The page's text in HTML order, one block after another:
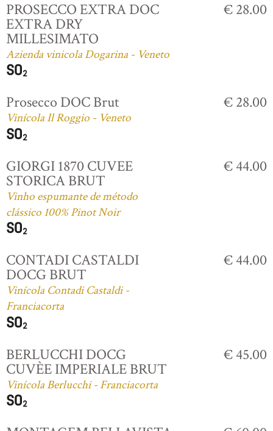
PROSECCO EXTRA DOC
EXTRA DRY
MILLESIMATO
Azienda vinicola Dogarina - Veneto
€ 28.00
Prosecco DOC Brut
Vinícola Il Roggio - Veneto
€ 28.00
GIORGI 1870 CUVEE
STORICA BRUT
Vinho espumante de método
clássico 100% Pinot Noir
€ 44.00
CONTADI CASTALDI
DOCG BRUT
Vinícola Contadi Castaldi -
Franciacorta
€ 44.00
BERLUCCHI DOCG
CUVÈE IMPERIALE BRUT
Vinícola Berlucchi - Franciacorta
€ 45.00